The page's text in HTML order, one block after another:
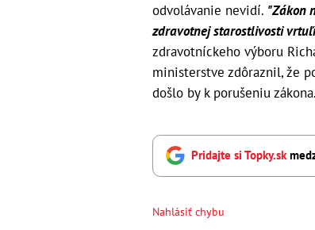
odvolávanie nevidí. "Zákon
zdravotnej starostlivosti
zdravotníckeho výboru
ministerstve zdôraznil, že
došlo by k porušeniu zákona.
Pridajte si Topky.sk
Nahlásiť chybu